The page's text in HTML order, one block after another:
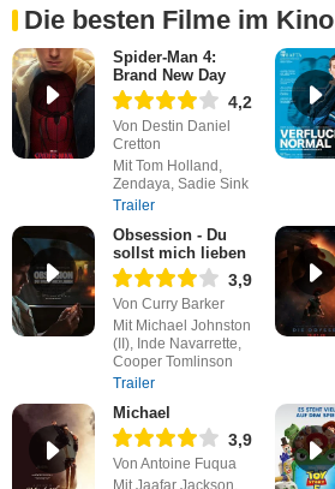
Die besten Filme im Kino
Spider-Man 4:
Brand New Day
4,2
Von Destin Daniel
Cretton
Mit Tom Holland,
Zendaya, Sadie Sink
Trailer
Obsession - Du
sollst mich lieben
3,9
Von Curry Barker
Mit Michael Johnston
(II), Inde Navarrette,
Cooper Tomlinson
Trailer
Michael
3,9
Von Antoine Fuqua
Mit Jaafar Jackson,